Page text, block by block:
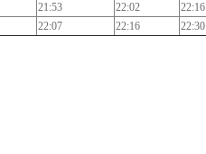
21:53 22:02 22:16
22:07 22:16 22:30